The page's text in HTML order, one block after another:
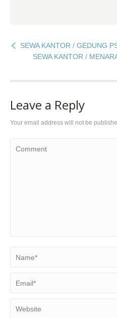
SEWA KANTOR / GEDUNG
SEWA KANTOR /
Leave a Reply
Your email address will not be